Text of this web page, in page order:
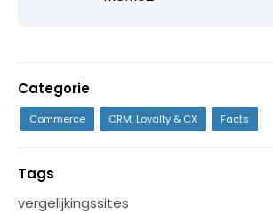
Categorie
Commerce CRM, Loyalty & CX Facts
Tags
vergelijkingssites